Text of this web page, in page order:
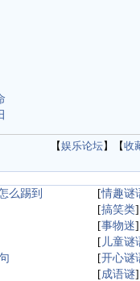
【娱乐论坛】【收
么踢到 [情趣谜
[搞笑类
[事物迷
[ 儿童谜
[开心谜
[成语谜